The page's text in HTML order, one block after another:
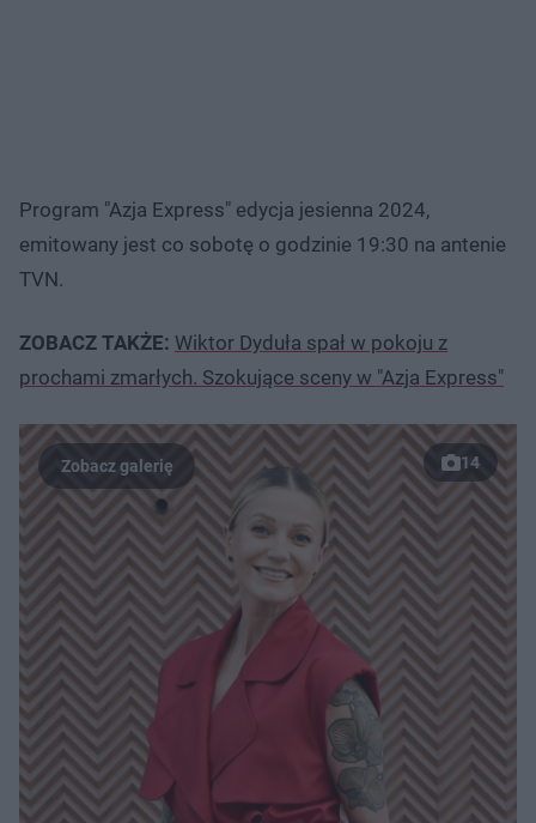
Program "Azja Express" edycja jesienna 2024,
emitowany jest co sobotę o godzinie 19:30 na antenie
TVN.
ZOBACZ TAKŻE: Wiktor Dyduła spał w pokoju z
prochami zmarłych. Szokujące sceny w "Azja Express"
14